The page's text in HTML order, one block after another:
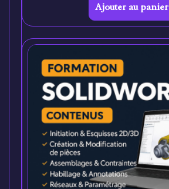
Ajouter au panier